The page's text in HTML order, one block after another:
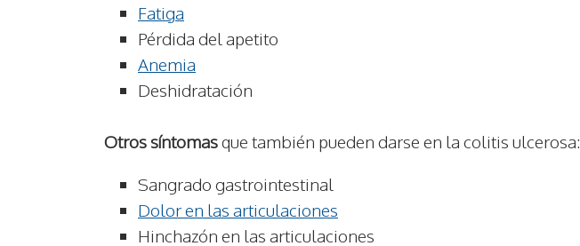
Fatiga
Pérdida del apetito
Anemia
Deshidratación
Otros síntomasque también pueden darse en la colitis ulcerosa:
Sangrado gastrointestinal
Dolor en las articulaciones
Hinchazón en las articulaciones